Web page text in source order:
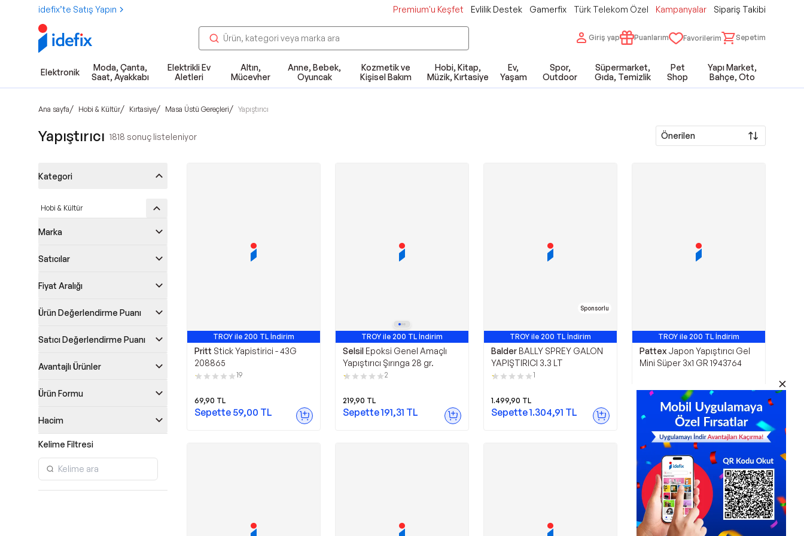
idefix’te Satış Yapın Premium'u Keşfet Evlilik Destek Gamerfix Türk Telekom Özel Kampanyalar Sipariş Takibi
Giriş yap Puanlarım Favorilerim Sepetim
Elektronik
Moda, Çanta,
Saat, Ayakkabı
Elektrikli Ev
Aletleri
Altın,
Mücevher
Anne, Bebek,
Oyuncak
Kozmetik ve
Kişisel Bakım
Hobi, Kitap,
Müzik, Kırtasiye
Ev,
Yaşam
Spor,
Outdoor
Süpermarket,
Gıda, Temizlik
Pet
Shop
Yapı Market,
Bahçe, Oto
Ana sayfa/ Hobi & Kültür/ Kırtasiye/ Masa Üstü Gereçleri/ Yapıştırıcı
Yapıştırıcı 1818 sonuç listeleniyor Önerilen
Kategori
Hobi & Kültür
Marka
Satıcılar
Fiyat Aralığı
Ürün Değerlendirme Puanı
Satıcı Değerlendirme Puanı
Avantajlı Ürünler
Ürün Formu
Hacim
Kelime Filtresi
TROY ile 200 TL İndirim
Pritt Stick Yapistirici - 43G
208865
19
69,90 TL
Sepette 59,00 TL
TROY ile 200 TL İndirim
Selsil Epoksi Genel Amaçlı
Yapıştırıcı Şırınga 28 gr.
2
219,90 TL
Sepette191,31 TL
Sponsorlu
TROY ile 200 TL İndirim
Balder BALLY SPREY GALON
YAPIŞTIRICI 3.3 LT
1
1.499,90 TL
Sepette1.304,91 TL
TROY ile 200 TL İndirim
Pattex Japon Yapıştırıcı Gel
Mini Süper 3x1 GR 1943764
144,00 TL
Sepette125,28TL